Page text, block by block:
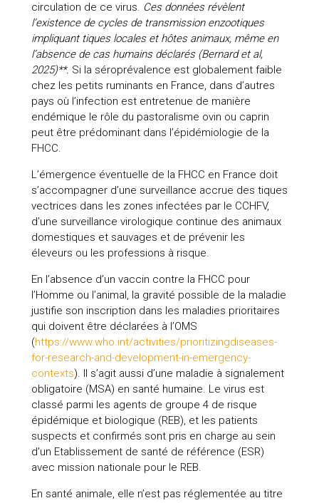
circulation de ce virus. Ces données révèlent
l’existence de cycles de transmission enzootiques
impliquant tiques locales et hôtes animaux, même en
l’absence de cas humains déclarés (Bernard et al,
2025)**. Si la séroprévalence est globalement faible
chez les petits ruminants en France, dans d’autres
pays où l’infection est entretenue de manière
endémique le rôle du pastoralisme ovin ou caprin
peut être prédominant dans l’épidémiologie de la
FHCC.
L’émergence éventuelle de la FHCC en France doit
s’accompagner d’une surveillance accrue des tiques
vectrices dans les zones infectées par le CCHFV,
d’une surveillance virologique continue des animaux
domestiques et sauvages et de prévenir les
éleveurs ou les professions à risque.
En l’absence d’un vaccin contre la FHCC pour
l’Homme ou l’animal, la gravité possible de la maladie
justifie son inscription dans les maladies prioritaires
qui doivent être déclarées à l’OMS
(https://www.who.int/activities/prioritizingdiseases-
for-research-and-development-in-emergency-
contexts). Il s’agit aussi d’une maladie à signalement
obligatoire (MSA) en santé humaine. Le virus est
classé parmi les agents de groupe 4 de risque
épidémique et biologique (REB), et les patients
suspects et confirmés sont pris en charge au sein
d'un Etablissement de santé de référence (ESR)
avec mission nationale pour le REB.
En santé animale, elle n’est pas réglementée au titre